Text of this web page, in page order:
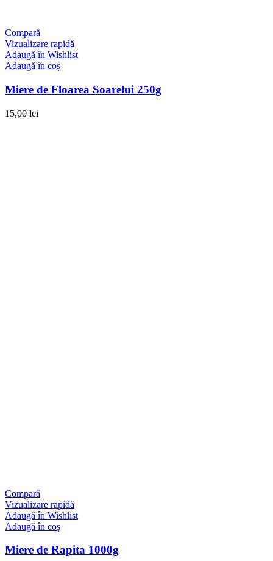
Compară
Vizualizare rapidă
Adaugă în Wishlist
Adaugă în coș
Miere de Floarea Soarelui 250g
15,00 lei
Compară
Vizualizare rapidă
Adaugă în Wishlist
Adaugă în coș
Miere de Rapita 1000g